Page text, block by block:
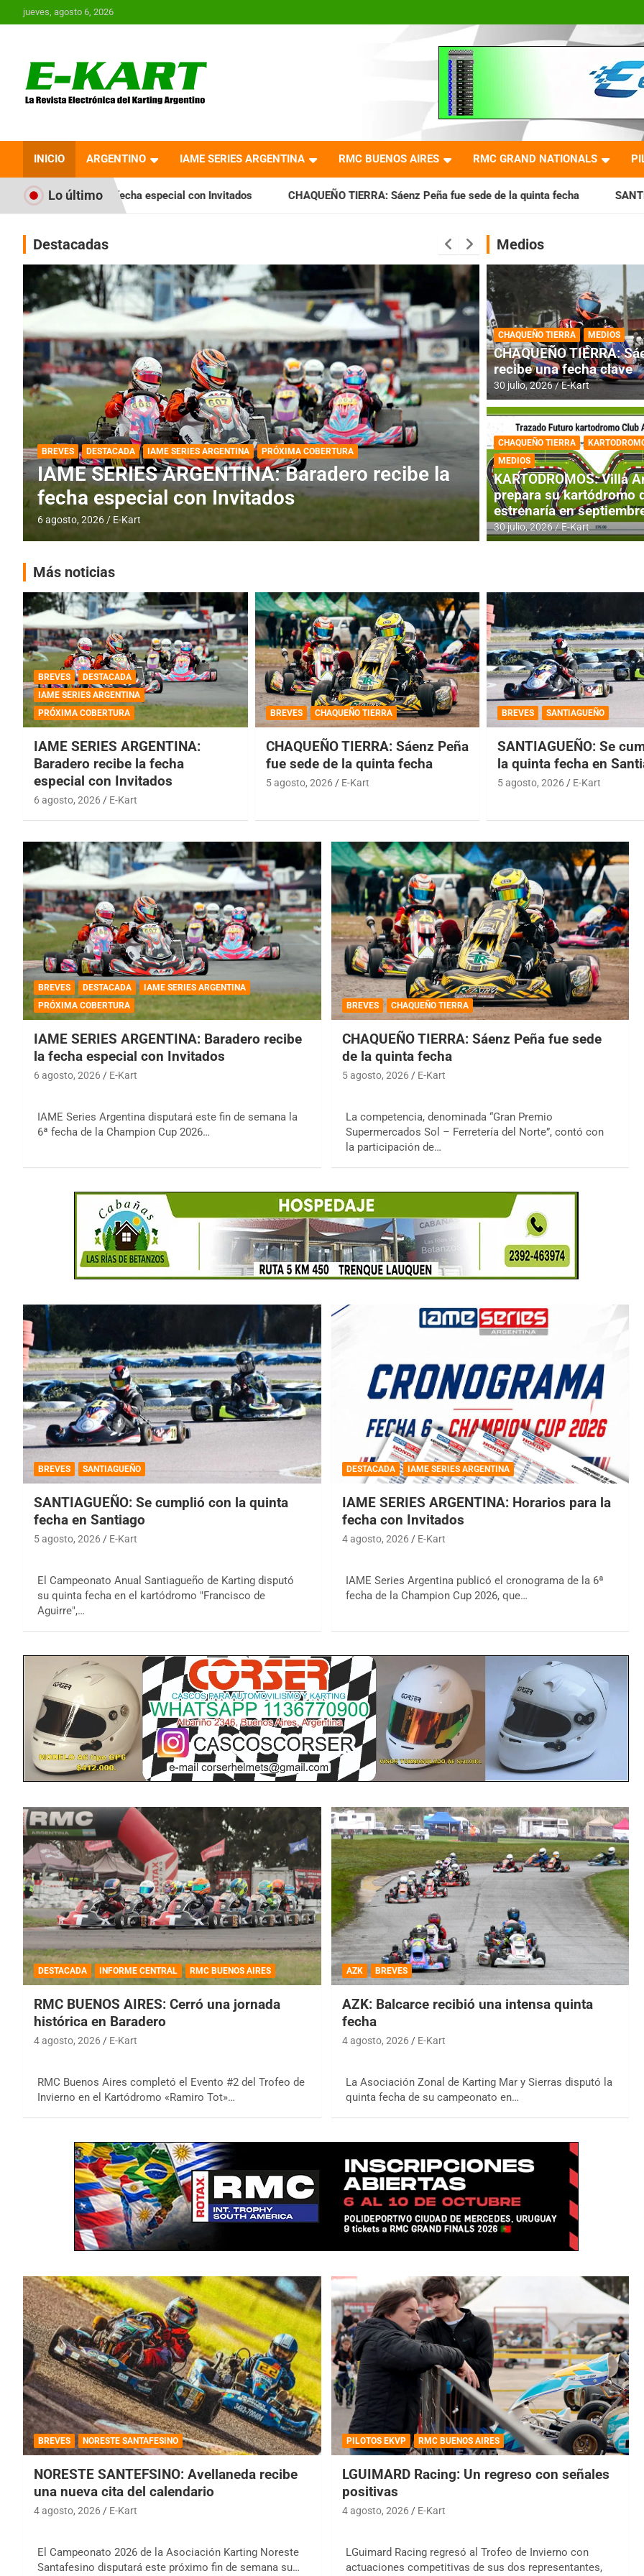
Saltar
al
jueves, agosto 6, 2026
Revista Electrónica del
Karting en Argentina
INICIO ARGENTINO IAME SERIES ARGENTINA RMC BUENOS AIRES RMC GRAND NATIONALS
Lo último
especial con Invitados CHAQUEÑO TIERRA: Sáenz Peña fue sede de la quinta fecha SANTIAGUEÑO: Se cumplió
Destacadas
DESTACADA IAME SERIES ARGENTINA
IAME SERIES ARGENTINA: Horarios para la
fecha con Invitados
4 agosto, 2026 E-Kart
DESTACADA INFORME CENTRAL
RMC BUENOS
histórica en
4 agosto, 2026 E-Kart
Medios
CHAQUEÑO TIERRA MEDIOS
CHAQUEÑO TIERRA:
recibe una fecha clave
30 julio, 2026 E-Kart
CHAQUEÑO TIERRA
MEDIOS
KARTODROMOS: Villa
prepara su kartódromo
estrenaría en
30 julio, 2026 E-Kart
Más noticias
BREVES
DESTACADA
IAME SERIES ARGENTINA
PRÓXIMA COBERTURA
IAME SERIES ARGENTINA:
Baradero recibe la fecha
especial con Invitados
6 agosto, 2026 E-Kart
BREVES CHAQUEÑO TIERRA
CHAQUEÑO TIERRA: Sáenz Peña
fue sede de la quinta fecha
5 agosto, 2026 E-Kart
BREVES SANTIAGUEÑO
SANTIAGUEÑO: Se
la quinta fecha en
5 agosto, 2026 E-Kart
BREVES DESTACADA
IAME SERIES ARGENTINA
PRÓXIMA COBERTURA
IAME SERIES ARGENTINA: Baradero recibe
la fecha especial con Invitados
6 agosto, 2026 E-Kart
IAME Series Argentina disputará este fin de semana la
6ª fecha de la Champion Cup 2026…
BREVES CHAQUEÑO TIERRA
CHAQUEÑO TIERRA: Sáenz Peña fue sede
de la quinta fecha
5 agosto, 2026 E-Kart
La competencia, denominada “Gran Premio
Supermercados Sol – Ferretería del Norte”, contó con
la participación de…
BREVES SANTIAGUEÑO
SANTIAGUEÑO: Se cumplió con la quinta
fecha en Santiago
5 agosto, 2026 E-Kart
El Campeonato Anual Santiagueño de Karting disputó
su quinta fecha en el kartódromo "Francisco de
Aguirre",…
DESTACADA IAME SERIES ARGENTINA
IAME SERIES ARGENTINA: Horarios para la
fecha con Invitados
4 agosto, 2026 E-Kart
IAME Series Argentina publicó el cronograma de la 6ª
fecha de la Champion Cup 2026, que…
DESTACADA INFORME CENTRAL RMC BUENOS AIRES
RMC BUENOS AIRES: Cerró una jornada
histórica en Baradero
4 agosto, 2026 E-Kart
RMC Buenos Aires completó el Evento #2 del Trofeo de
Invierno en el Kartódromo «Ramiro Tot»…
AZK BREVES
AZK: Balcarce recibió una intensa quinta
fecha
4 agosto, 2026 E-Kart
La Asociación Zonal de Karting Mar y Sierras disputó la
quinta fecha de su campeonato en…
BREVES NORESTE SANTAFESINO
NORESTE SANTEFSINO: Avellaneda recibe
una nueva cita del calendario
4 agosto, 2026 E-Kart
El Campeonato 2026 de la Asociación Karting Noreste
Santafesino disputará este próximo fin de semana su…
PILOTOS EKVP RMC BUENOS AIRES
LGUIMARD Racing: Un regreso con señales
positivas
4 agosto, 2026 E-Kart
LGuimard Racing regresó al Trofeo de Invierno con
actuaciones competitivas de sus dos representantes,